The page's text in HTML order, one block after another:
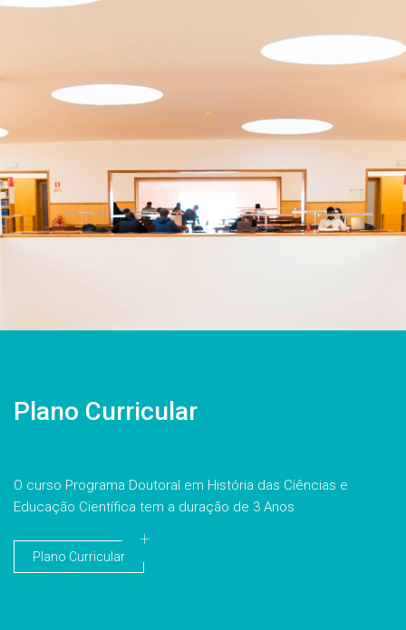
Plano Curricular
O curso Programa Doutoral em História das Ciências e
Educação Científica tem a duração de 3 Anos
Plano Curricular